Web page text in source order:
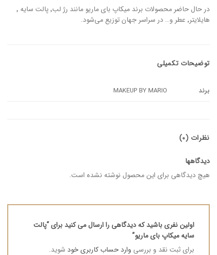
در حال حاضر محصولات برند میکاپ بای ماریو مانند رژ لب٬ پالت سایه ٬
هایلایتر٬ عطر و… در سراسر جهان توزیع می‌شود.
توضیحات تکمیلی
برند MAKEUP BY MARIO
نظرات (0)
دیدگاهها
هیچ دیدگاهی برای این محصول نوشته نشده است.
اولین نفری باشید که دیدگاهی را ارسال می کنید برای “پالت
سایه میکاپ بای ماریو”
برای ثبت نقد و بررسی وارد حساب کاربری خود شوید.